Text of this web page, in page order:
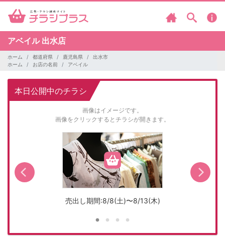
アベイル 出水店
ホーム 都道府県 鹿児島県
出水市
ホーム
お店の名前 アベイル
本日公開中のチラシ
画像はイメージです。
画像をクリックするとチラシが開きます。
売出し期間:8/8(土)〜8/13(木)